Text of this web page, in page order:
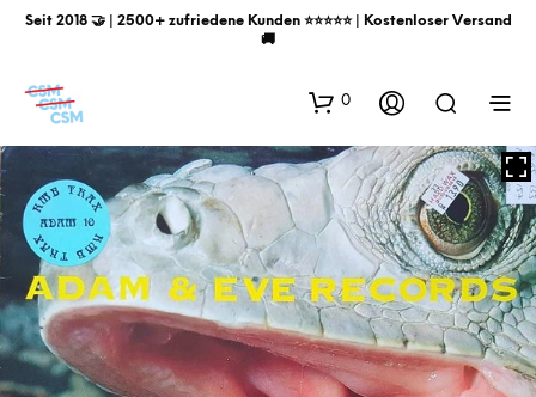
Seit 2018 🤝 | 2500+ zufriedene Kunden ⭐️⭐️⭐️⭐️⭐️ | Kostenloser Versand
🚚
0